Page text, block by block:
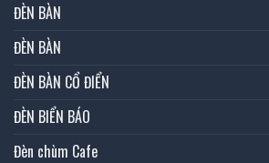
ĐÈN BÀN
ĐÈN BÀN
ĐÈN BÀN CỔ ĐIỂN
ĐÈN BIỂN BÁO
Đèn chùm Cafe